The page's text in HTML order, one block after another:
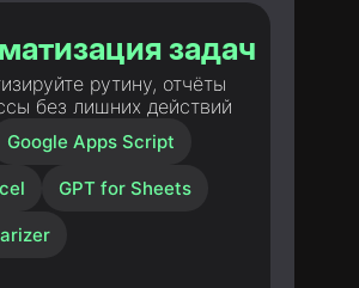
задач
рутину, отчёты
без лишних действий
Google Apps Script
GPT for Sheets